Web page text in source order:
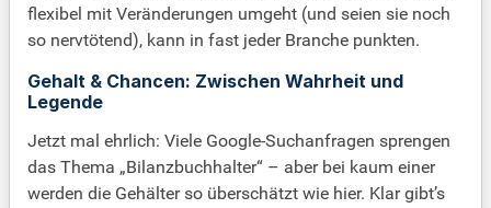
flexibel mit Veränderungen umgeht (und seien sie noch
so nervtötend), kann in fast jeder Branche punkten.
Gehalt & Chancen: Zwischen Wahrheit und
Legende
Jetzt mal ehrlich: Viele Google-Suchanfragen sprengen
das Thema „Bilanzbuchhalter“ – aber bei kaum einer
werden die Gehälter so überschätzt wie hier. Klar gibt’s